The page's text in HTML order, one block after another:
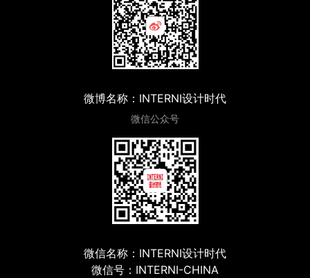
微博名称：INTERNI设计时代
微信公众号
微信名称：INTERNI设计时代
微信号：INTERNI-CHINA